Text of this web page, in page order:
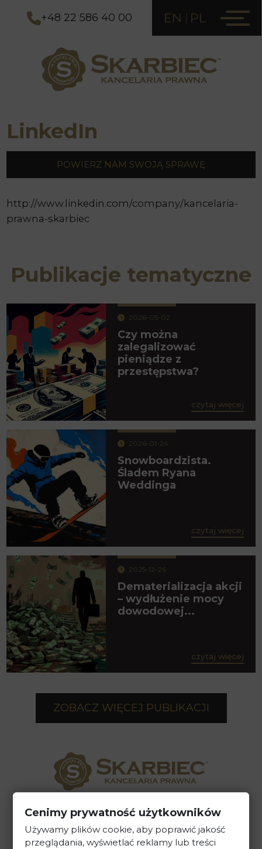
+48 22 586 40 00 EN PL
LinkedIn
POWIERZ NAM SWOJĄ SPRAWĘ
http://www.linkedin.com/company/kancelaria-
prawna-skarbiec
Publikacje tematyczne
2026-05-02
Czy można
zalegalizować
pieniądze z
przestępstwa?
czytaj więcej
2026-01-24
Snowboardzista.
Śladem Ryana
Weddinga
czytaj więcej
2025-12-26
Dematerializacja akcji
– wydłużenie mocy
dowodowej...
czytaj więcej
ZOBACZ WIĘCEJ PUBLIKACJI
Kancelaria Prawna Skarbiec
ul. Maciejki 13, 02-181 Warszawa
Cenimy prywatność użytkowników
Używamy plików cookie, aby poprawić jakość
przeglądania, wyświetlać reklamy lub treści